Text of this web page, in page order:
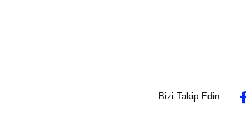
Bizi Takip Edin